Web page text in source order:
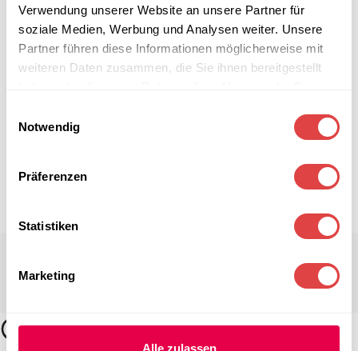
Verwendung unserer Website an unsere Partner für
soziale Medien, Werbung und Analysen weiter. Unsere
Partner führen diese Informationen möglicherweise mit
weiteren Daten zusammen, die Sie ihnen bereitgestellt
Notwendig
Präferenzen
Statistiken
Marketing
Alle zulassen